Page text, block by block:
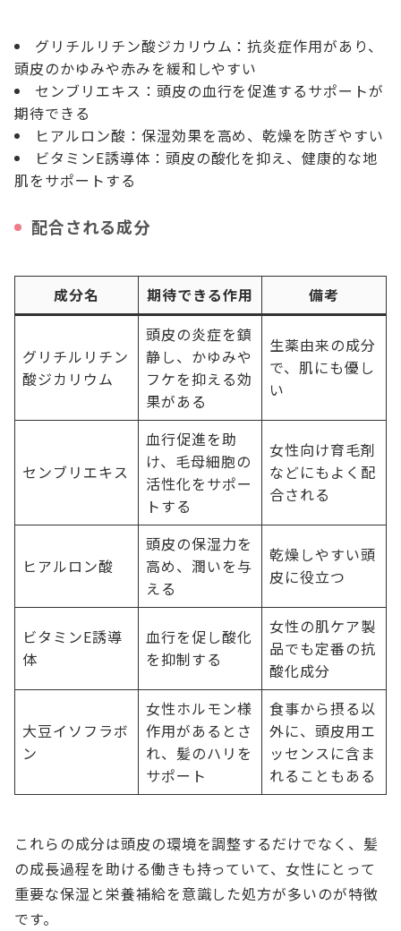
グリチルリチン酸ジカリウム：抗炎症作用があり、
頭皮のかゆみや赤みを緩和しやすい
センブリエキス：頭皮の血行を促進するサポートが
期待できる
ヒアルロン酸：保湿効果を高め、乾燥を防ぎやすい
ビタミンE誘導体：頭皮の酸化を抑え、健康的な地
肌をサポートする
配合される成分
成分名 期待できる作用 備考
グリチルリチン
酸ジカリウム
頭皮の炎症を鎮
静し、かゆみや
フケを抑える効
果がある
生薬由来の成分
で、肌にも優し
い
センブリエキス
血行促進を助
け、毛母細胞の
活性化をサポー
トする
女性向け育毛剤
などにもよく配
合される
ヒアルロン酸
頭皮の保湿力を
高め、潤いを与
える
乾燥しやすい頭
皮に役立つ
ビタミンE誘導
体
血行を促し酸化
を抑制する
女性の肌ケア製
品でも定番の抗
酸化成分
大豆イソフラボ
ン
女性ホルモン様
作用があるとさ
れ、髪のハリを
サポート
食事から摂る以
外に、頭皮用エ
ッセンスに含ま
れることもある
これらの成分は頭皮の環境を調整するだけでなく、髪
の成長過程を助ける働きも持っていて、女性にとって
重要な保湿と栄養補給を意識した処方が多いのが特徴
です。